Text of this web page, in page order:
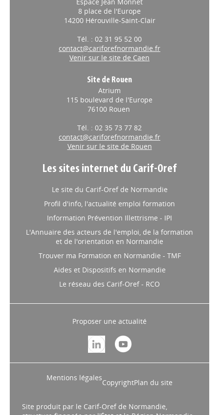
Espace Jean Monnet
8 place de l'Europe
14200 Hérouville-Saint-Clair
Tél. : 02 31 95 52 00
contact@cariforefnormandie.fr
Venir sur le site de Caen
Site de Rouen
Atrium
115 boulevard de l'Europe
76100 Rouen
Tél. : 02 35 73 77 82
contact@cariforefnormandie.fr
Venir sur le site de Rouen
Les sites internet du Carif-Oref
Le site du Carif-Oref de Normandie
Profil d'info, l'actualité emploi formation
Information Prévention Illettrisme - IPI
L'Annuaire des acteurs de l'emploi, de la formation
et de l'orientation en Normandie
Trouver ma Formation en Normandie - TMF
Aides et Dispositifs en Normandie
Le réseau des Carif-Oref - RCO
Proposer une actualité
Mentions légales
CopyrightPlan du site
Site produit par le Carif-Oref de Normandie,